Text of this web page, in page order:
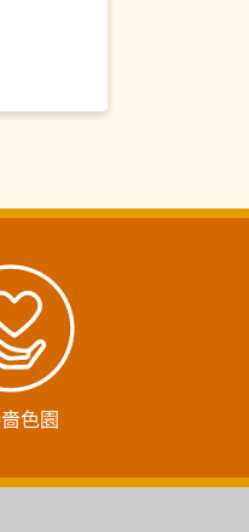
色園